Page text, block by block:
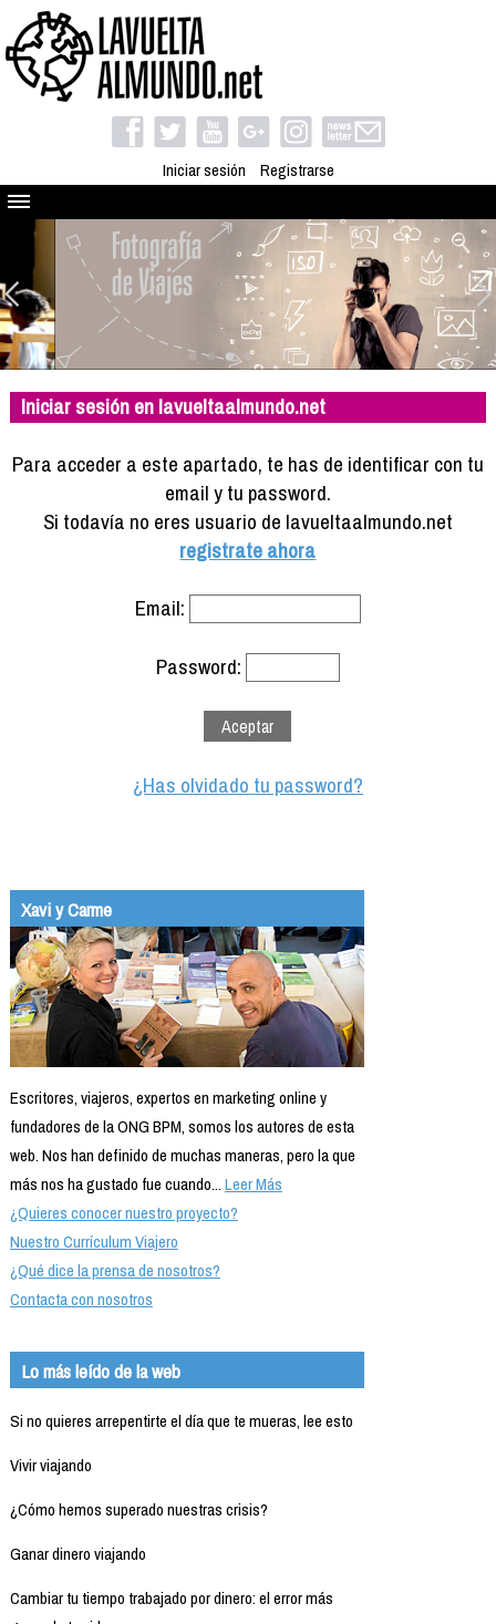
Iniciar sesión Registrarse
Quienes somos
El proyecto
Blog
Viaja con nosotros
Camino solidario
Libros
Compañeros de viaje
Info viajeros
Iniciar sesión en lavueltaalmundo.net
Para acceder a este apartado, te has de identificar con tu
email y tu password.
Si todavía no eres usuario de lavueltaalmundo.net
registrate ahora
Email:
Password:
¿Has olvidado tu password?
Xavi y Carme
Escritores, viajeros, expertos en marketing online y
fundadores de la ONG BPM, somos los autores de esta
web. Nos han definido de muchas maneras, pero la que
más nos ha gustado fue cuando...Leer Más
¿Quieres conocer nuestro proyecto?
Nuestro Currículum Viajero
¿Qué dice la prensa de nosotros?
Contacta con nosotros
Lo más leído de la web
Si no quieres arrepentirte el día que te mueras, lee esto
Vivir viajando
¿Cómo hemos superado nuestras crisis?
Ganar dinero viajando
Cambiar tu tiempo trabajado por dinero: el error más